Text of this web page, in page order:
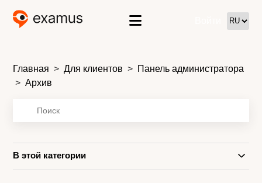
Главная Для клиентов
Панель администратора
Архив
В этой категории